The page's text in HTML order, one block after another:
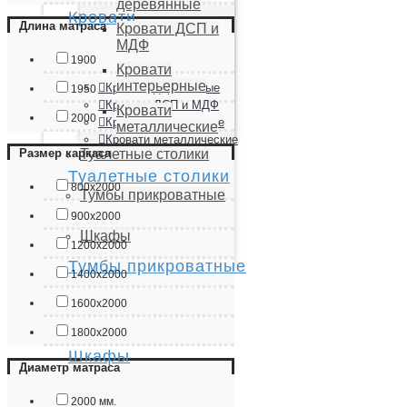
Кровати
Кровати деревянные
Кровати ДСП и МДФ
Кровати интерьерные
Кровати металлические
Туалетные столики
Тумбы прикроватные
Шкафы
деревянные
Кровати ДСП и
МДФ
Кровати
интерьерные
Кровати
металлические
Туалетные столики
Тумбы прикроватные
Шкафы
Длина матраса
1900
1950
2000
Размер каркаса
800х2000
900х2000
1200х2000
1400х2000
1600х2000
1800х2000
Диаметр матраса
2000 мм.